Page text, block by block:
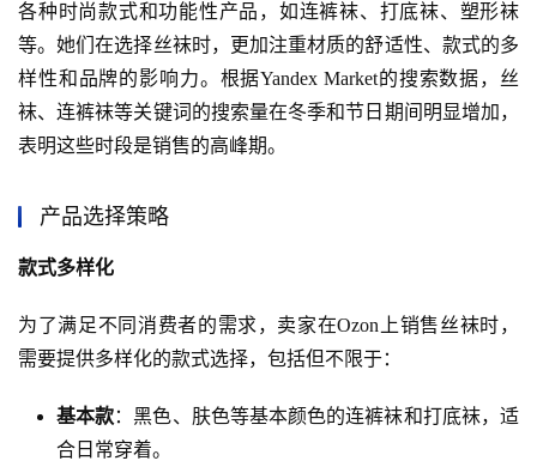
各种时尚款式和功能性产品，如连裤袜、打底袜、塑形袜
等。她们在选择丝袜时，更加注重材质的舒适性、款式的多
样性和品牌的影响力。根据Yandex Market的搜索数据，丝
袜、连裤袜等关键词的搜索量在冬季和节日期间明显增加，
表明这些时段是销售的高峰期。
产品选择策略
款式多样化
为了满足不同消费者的需求，卖家在Ozon上销售丝袜时，
需要提供多样化的款式选择，包括但不限于：
基本款：黑色、肤色等基本颜色的连裤袜和打底袜，适
合日常穿着。